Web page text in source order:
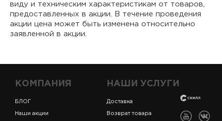
виду и техническим характеристикам от товаров,
предоставленных в акции. В течение проведения
акции цена может быть изменена относительно
заявленной в акции.
КОМПАНИЯ
БЛОГ
Наши акции
НАШИ УСЛУГИ
Доставка
Возврат товара